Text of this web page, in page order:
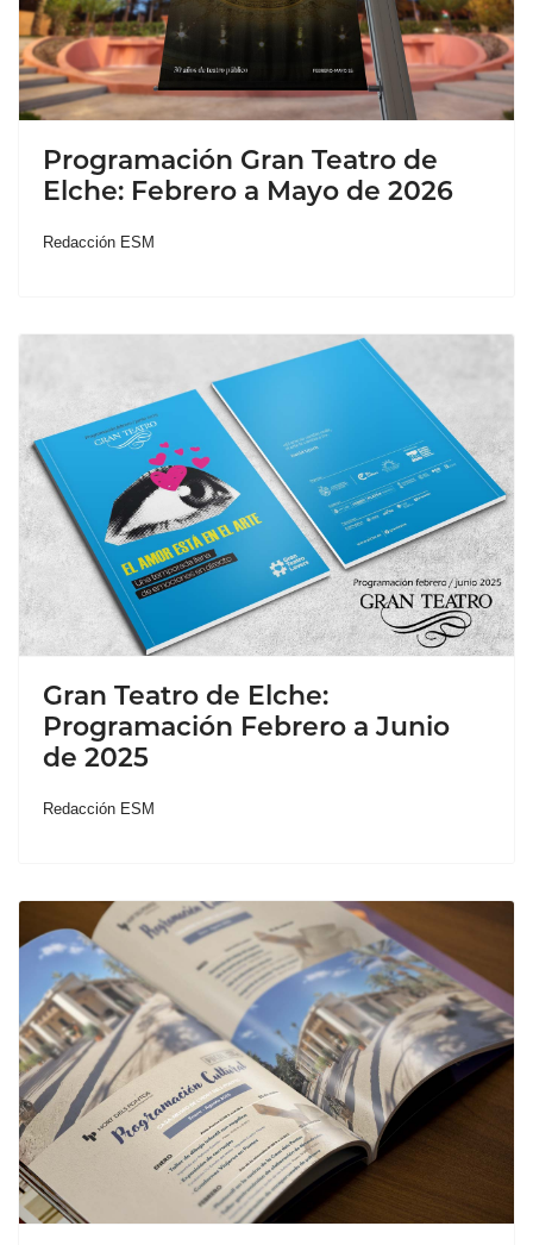
Programación Gran Teatro de
Elche: Febrero a Mayo de 2026
Redacción ESM
Gran Teatro de Elche:
Programación Febrero a Junio
de 2025
Redacción ESM